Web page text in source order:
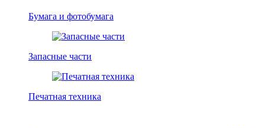
Бумага и фотобумага
Запасные части
Печатная техника